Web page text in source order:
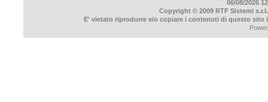
06/08/2026
Copyright © 2009 RTF Sistemi
E' vietato riprodurre e/o copiare i contenuti di questo